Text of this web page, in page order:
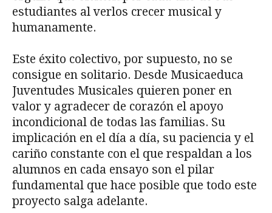
estudiantes al verlos crecer musical y
humanamente.
Este éxito colectivo, por supuesto, no se
consigue en solitario. Desde Musicaeduca
Juventudes Musicales quieren poner en
valor y agradecer de corazón el apoyo
incondicional de todas las familias. Su
implicación en el día a día, su paciencia y el
cariño constante con el que respaldan a los
alumnos en cada ensayo son el pilar
fundamental que hace posible que todo este
proyecto salga adelante.